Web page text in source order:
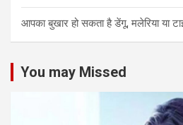
आपका बुखार हो सकता है डेंगू, मलेरिया या
You may Missed